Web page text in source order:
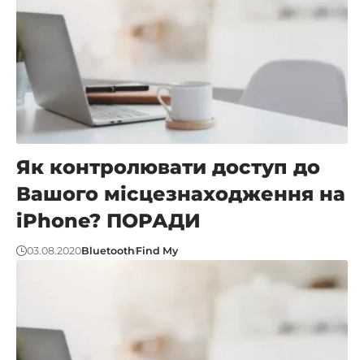
Як контролювати доступ до
Вашого місцезнаходження на
iPhone? ПОРАДИ
03.08.2020BluetoothFind My